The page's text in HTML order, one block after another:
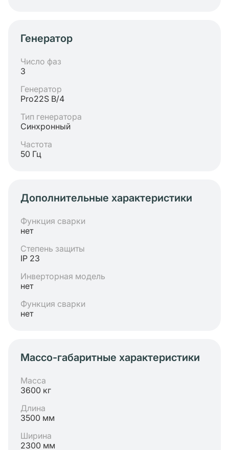
Генератор
Число фаз
3
Генератор
Pro22S B/4
Тип генератора
Синхронный
Частота
50 Гц
Дополнительные характеристики
Функция сварки
нет
Степень защиты
IP 23
Инверторная модель
нет
Функция сварки
нет
Массо-габаритные характеристики
Масса
3600 кг
Длина
3500 мм
Ширина
2300 мм